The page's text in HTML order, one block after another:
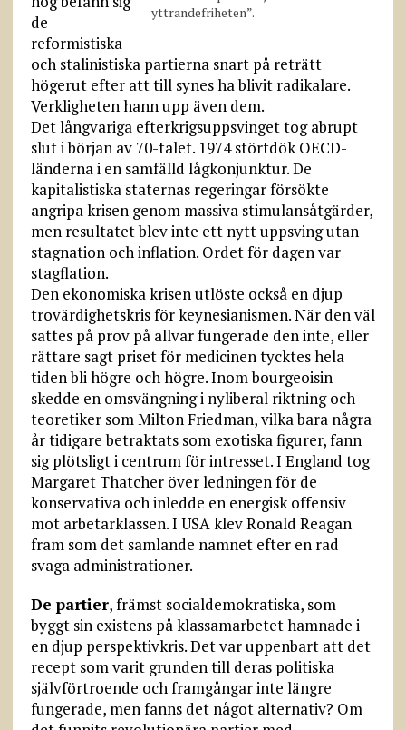
yttrandefriheten”.
de
reformistiska
och stalinistiska partierna snart på reträtt
högerut efter att till synes ha blivit radikalare.
Verkligheten hann upp även dem.
Det långvariga efterkrigsuppsvinget tog abrupt
slut i början av 70-talet. 1974 störtdök OECD-
länderna i en samfälld lågkonjunktur. De
kapitalistiska staternas regeringar försökte
angripa krisen genom massiva stimulansåtgärder,
men resultatet blev inte ett nytt uppsving utan
stagnation och inflation. Ordet för dagen var
stagflation.
Den ekonomiska krisen utlöste också en djup
trovärdighetskris för keynesianismen. När den väl
sattes på prov på allvar fungerade den inte, eller
rättare sagt priset för medicinen tycktes hela
tiden bli högre och högre. Inom bourgeoisin
skedde en omsvängning i nyliberal riktning och
teoretiker som Milton Friedman, vilka bara några
år tidigare betraktats som exotiska figurer, fann
sig plötsligt i centrum för intresset. I England tog
Margaret Thatcher över ledningen för de
konservativa och inledde en energisk offensiv
mot arbetarklassen. I USA klev Ronald Reagan
fram som det samlande namnet efter en rad
svaga administrationer.
De partier, främst socialdemokratiska, som
byggt sin existens på klassamarbetet hamnade i
en djup perspektivkris. Det var uppenbart att det
recept som varit grunden till deras politiska
självförtroende och framgångar inte längre
fungerade, men fanns det något alternativ? Om